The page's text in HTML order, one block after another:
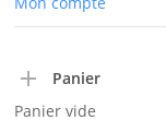
Panier
Panier vide